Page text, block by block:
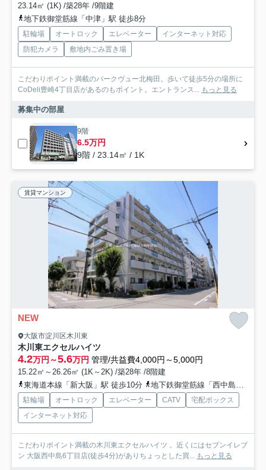
23.14㎡ (1K) /築28年 /9階建
地下鉄御堂筋線「中津」駅 徒歩8分
駐輪場 オートロック エレベーター
インターネット対応
防犯カメラ
敷地内ごみ置き場
こだわりポイント満載のパークヴュー北梅田。歩いて徒歩5分の場所に
CoDeli豊崎4丁目店があるのもポイント。エントランス... もっと見る
募集中の部屋
9階
6.5万円
9階 / 23.14㎡ / 1K
賃貸マンション
NEW
大阪市淀川区木川東
木川東エクセルハイツ
4.2万円～5.6万円 管理/共益費4,000円～5,000円
15.22㎡～26.26㎡ (1K～2K) /築28年 /8階建
東海道本線「新大阪」駅 徒歩10分
地下鉄御堂筋線「西中島南方」駅 徒歩10分
駐輪場 オートロック エレベーター CATV
宅配ボックス
インターネット対応
こだわりポイント満載の木川東エクセルハイツ 。近くにはセブンイレブ
ン 大阪西中島6丁目店(徒歩4分)がありちょっとした買... もっと見る